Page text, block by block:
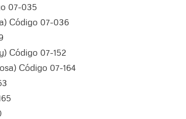
07-035
Código 07-036
Código 07-152
Código 07-164